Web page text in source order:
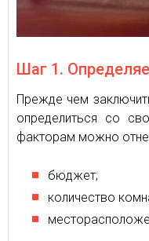
Шаг 1.
Прежде чем
определиться со
факторам можно
бюджет;
количество